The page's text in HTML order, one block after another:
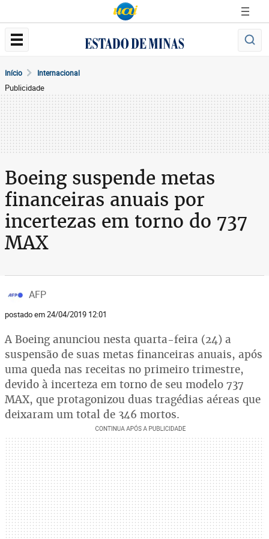
Início Internacional
Publicidade
Boeing suspende metas
financeiras anuais por
incertezas em torno do 737
MAX
AFP
postado em 24/04/2019 12:01
A Boeing anunciou nesta quarta-feira (24) a
suspensão de suas metas financeiras anuais, após
uma queda nas receitas no primeiro trimestre,
devido à incerteza em torno de seu modelo 737
MAX, que protagonizou duas tragédias aéreas que
deixaram um total de 346 mortos.